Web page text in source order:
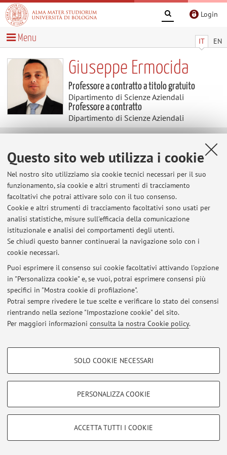
Questo sito web utilizza i cookie
Nel nostro sito utilizziamo sia cookie tecnici necessari per il suo
funzionamento, sia cookie e altri strumenti di tracciamento
facoltativi che potrai attivare solo con il tuo consenso.
Cookie e altri strumenti di tracciamento facoltativi sono usati per
analisi statistiche, misure sull'efficacia della comunicazione
istituzionale e analisi dei comportamenti degli utenti.
Se chiudi questo banner continuerai la navigazione solo con i
cookie necessari.
Puoi esprimere il consenso sui cookie facoltativi attivando l'opzione
in "Personalizza cookie" e, se vuoi, potrai esprimere consensi più
specifici in "Mostra cookie di profilazione".
Potrai sempre rivedere le tue scelte e verificare lo stato dei consensi
rientrando nella sezione "Impostazione cookie" del sito.
Per maggiori informazioni consulta la nostra Cookie policy.
COOKIE DI PROFILAZIONE - FACOLTATIVI
COOKIE TECNICI - NECESSARI
Si tratta di cookie tecnici utilizzati, a titolo esemplificativo, per il corretto
SOLO COOKIE NECESSARI
PERSONALIZZA COOKIE
ACCETTA TUTTI I COOKIE
Login
IT EN
Menu
Giuseppe Ermocida
Professore a contratto a titolo gratuito
Dipartimento di Scienze Aziendali
Professore a contratto
Dipartimento di Scienze Aziendali
Avvisi
Al momento non sono presenti avvisi.
Area riservata
Accedi tramite loginper gestire tutti i contenuti del sito.
© 2026 - ALMA MATER STUDIORUM - Università di Bologna - Via
Zamboni, 33 - 40126 Bologna - Partita IVA: 01131710376
Privacy| Note legali |Impostazioni Cookie